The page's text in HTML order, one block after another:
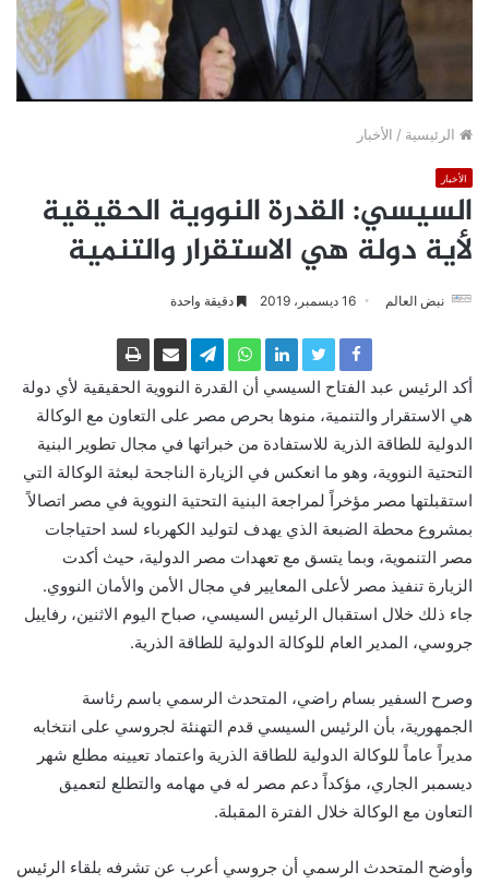
الرئيسية / الأخبار
الأخبار
السيسي: القدرة النووية الحقيقية
لأية دولة هي الاستقرار والتنمية
نبض العالم 16 ديسمبر، 2019 دقيقة واحدة
أكد الرئيس عبد الفتاح السيسي أن القدرة النووية الحقيقية لأي دولة
هي الاستقرار والتنمية، منوها بحرص مصر على التعاون مع الوكالة
الدولية للطاقة الذرية للاستفادة من خبراتها في مجال تطوير البنية
التحتية النووية، وهو ما انعكس في الزيارة الناجحة لبعثة الوكالة التي
استقبلتها مصر مؤخراً لمراجعة البنية التحتية النووية في مصر اتصالاً
بمشروع محطة الضبعة الذي يهدف لتوليد الكهرباء لسد احتياجات
مصر التنموية، وبما يتسق مع تعهدات مصر الدولية، حيث أكدت
الزيارة تنفيذ مصر لأعلى المعايير في مجال الأمن والأمان النووي.
جاء ذلك خلال استقبال الرئيس السيسي، صباح اليوم الاثنين، رفاييل
جروسي، المدير العام للوكالة الدولية للطاقة الذرية.
وصرح السفير بسام راضي، المتحدث الرسمي باسم رئاسة
الجمهورية، بأن الرئيس السيسي قدم التهنئة لجروسي على انتخابه
مديراً عاماً للوكالة الدولية للطاقة الذرية واعتماد تعيينه مطلع شهر
ديسمبر الجاري، مؤكداً دعم مصر له في مهامه والتطلع لتعميق
التعاون مع الوكالة خلال الفترة المقبلة.
وأوضح المتحدث الرسمي أن جروسي أعرب عن تشرفه بلقاء الرئيس